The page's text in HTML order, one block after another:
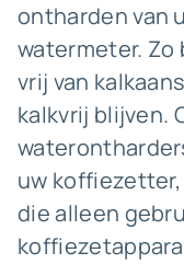
ontharden van
watermeter. Zo
vrij van
kalkvrij blijven.
uw
die alleen